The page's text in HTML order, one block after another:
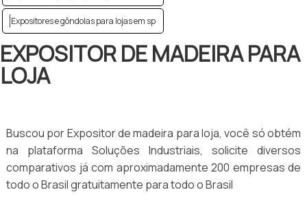
Expositores e gôndolas para lojas em sp
EXPOSITOR DE MADEIRA PARA
LOJA
Buscou por Expositor de madeira para loja, você só obtém
na plataforma Soluções Industriais, solicite diversos
comparativos já com aproximadamente 200 empresas de
todo o Brasil gratuitamente para todo o Brasil